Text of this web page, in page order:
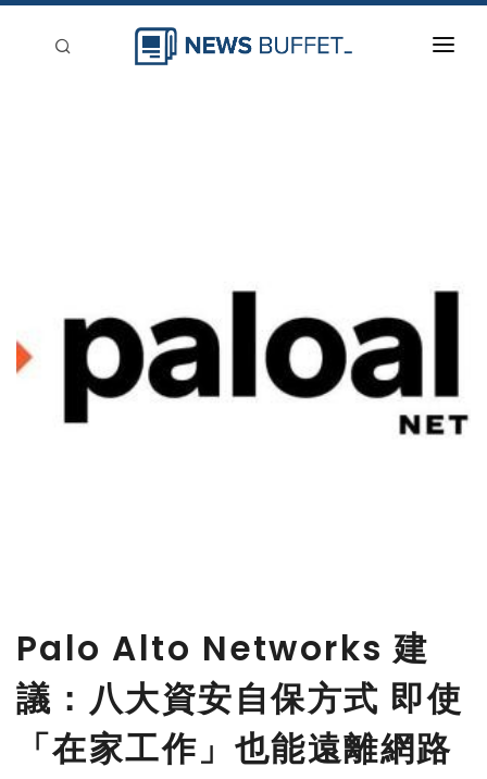
Palo Alto Networks 建
議：八大資安自保方式 即使
「在家工作」也能遠離網路